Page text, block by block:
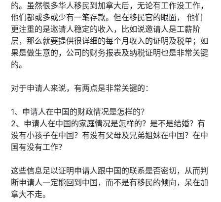
的。虽然很多华人移民到加拿大后，无论有工作没工作，
他们都或多或少有一笔存款。但在移民官的眼面， 他们
更注重的是邀请人稳定的收入，比如说邀请人是工薪阶
层，那么就要提供很详细的每个月收入的证明及税单；如
果是做生意的，公司的财务报表及纳税证明也是非常关键
的。
对于申请人来说，有两点是非常关键的：
1、申请人在中国的财政情况是怎样的？
2、申请人在中国的家庭情况是怎样的？是不是结婚？有
没有小孩子在中国？有没有父母及兄弟姐妹在中国？在中
国有没有工作？
这些信息足以证明申请人跟中国的联系是否密切，从而判
断申请人一定能回到中国，而不是有移民的倾向，呆在加
拿大不走。